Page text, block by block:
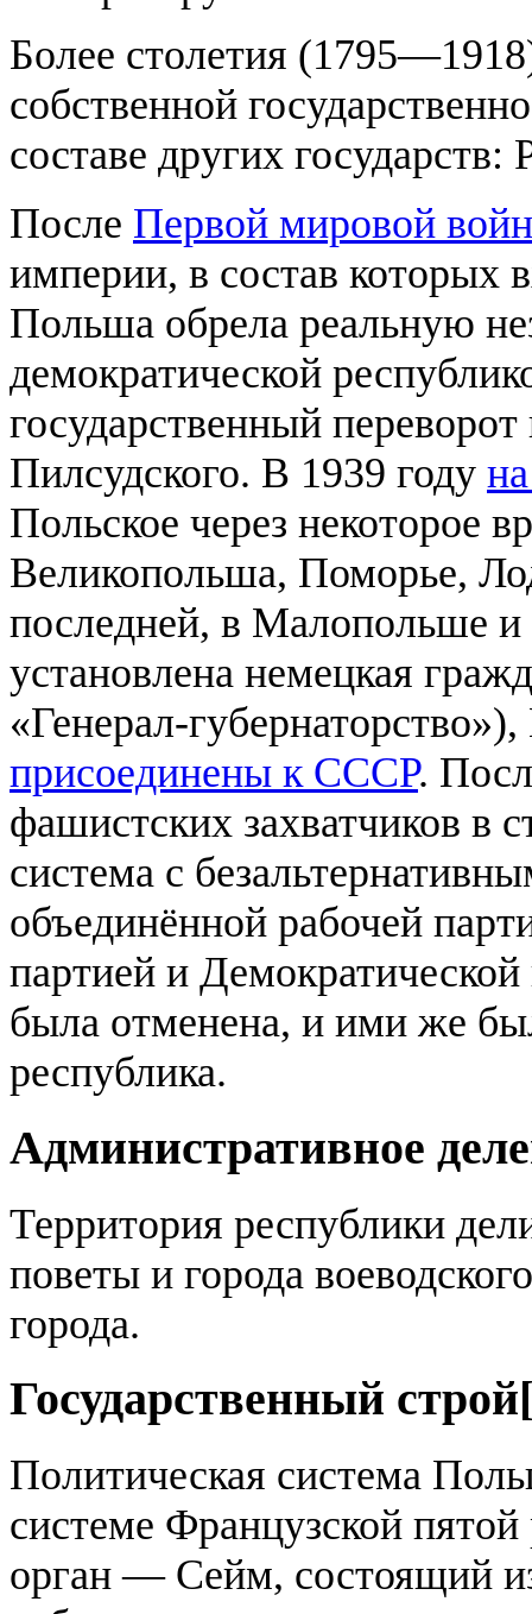
Более столетия
собственной
составе других
После Первой мировой
империи, в состав которых
Польша обрела реальную
демократической
государственный
Пилсудского. В 1939 году
Польское через некоторое
Великопольша, Поморье,
последней, в Малопольше
установлена немецкая
«Генерал-
присоединены к СССР.
фашистских захватчиков в
система с
объединённой рабочей
партией и
была отменена, и ими же
республика.
Административное
Территория республики
поветы и города
города.
Государственный строй
Политическая система
системе Французской
орган — Сейм, состоящий